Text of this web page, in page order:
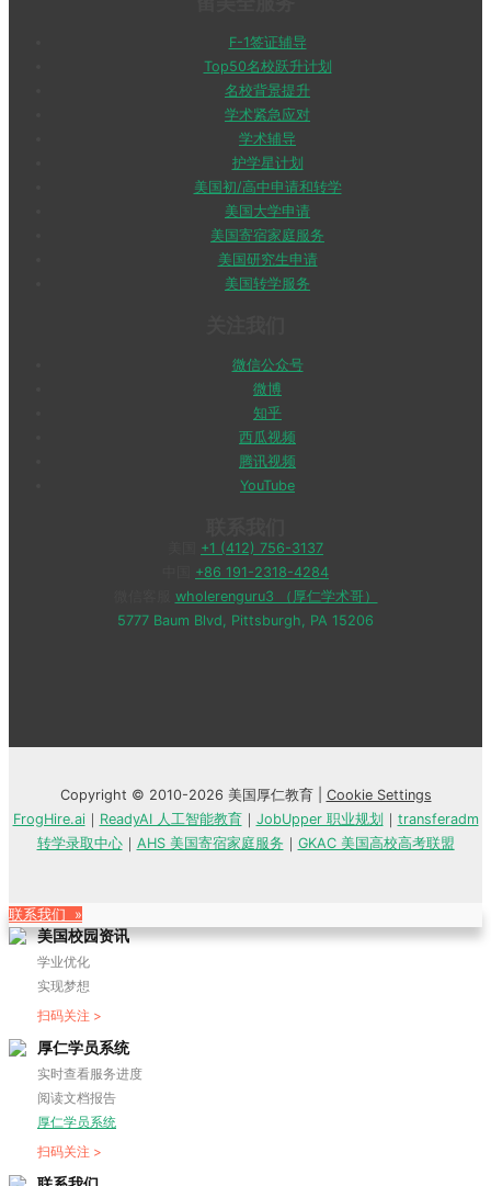
F-1签证辅导
Top50名校跃升计划
名校背景提升
学术紧急应对
学术辅导
护学星计划
美国初/高中申请和转学
美国大学申请
美国寄宿家庭服务
美国研究生申请
美国转学服务
微信公众号
微博
知乎
西瓜视频
腾讯视频
YouTube
+1 (412) 756-3137
+86 191-2318-4284
wholerenguru3 （厚仁学术哥）
5777 Baum Blvd, Pittsburgh, PA 15206
Copyright © 2010-2026 美国厚仁教育 | Cookie Settings
FrogHire.ai｜ ReadyAI 人工智能教育｜ JobUpper 职业规划 ｜ transferadm
转学录取中心｜ AHS 美国寄宿家庭服务 ｜ GKAC 美国高校高考联盟
联系我们 »
美国校园资讯
学业优化
实现梦想
扫码关注 >
厚仁学员系统
实时查看服务进度
阅读文档报告
厚仁学员系统
扫码关注 >